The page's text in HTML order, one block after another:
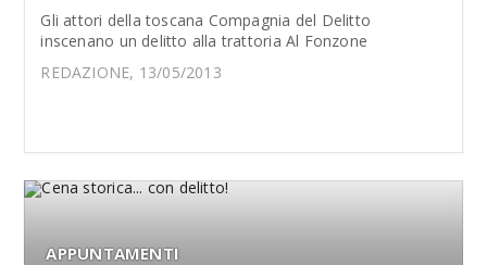
Gli attori della toscana Compagnia del Delitto
inscenano un delitto alla trattoria Al Fonzone
REDAZIONE, 13/05/2013
APPUNTAMENTI